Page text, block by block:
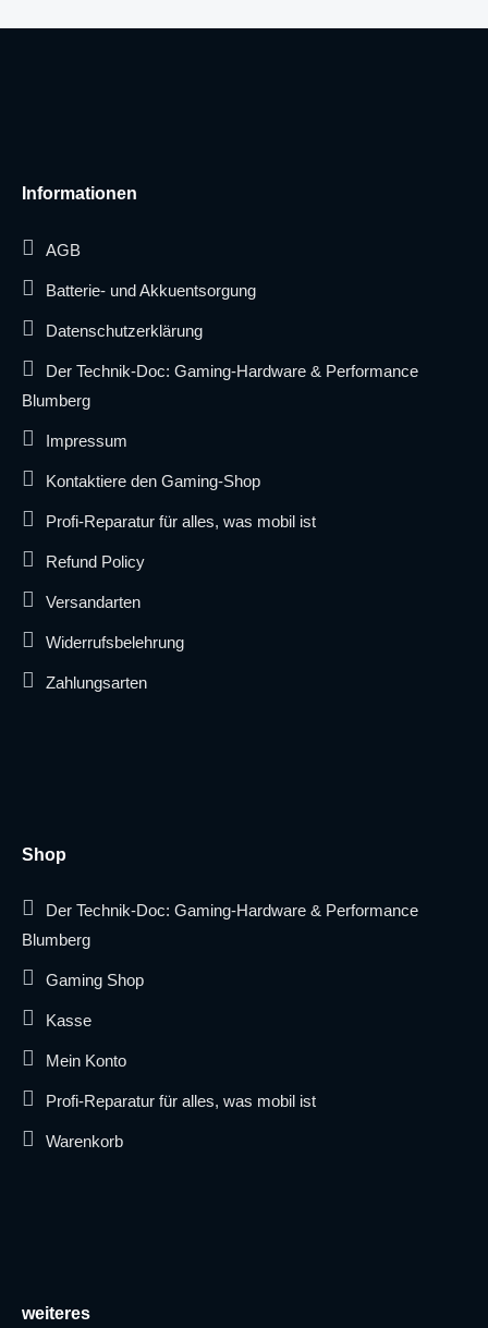
Informationen
AGB
Batterie- und Akkuentsorgung
Datenschutzerklärung
Der Technik-Doc: Gaming-Hardware & Performance
Blumberg
Impressum
Kontaktiere den Gaming-Shop
Profi-Reparatur für alles, was mobil ist
Refund Policy
Versandarten
Widerrufsbelehrung
Zahlungsarten
Shop
Der Technik-Doc: Gaming-Hardware & Performance
Blumberg
Gaming Shop
Kasse
Mein Konto
Profi-Reparatur für alles, was mobil ist
Warenkorb
weiteres